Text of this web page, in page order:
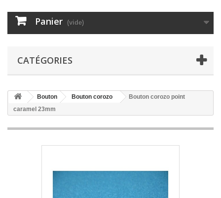
Panier (vide)
CATÉGORIES
Bouton Bouton corozo
Bouton corozo point
caramel 23mm